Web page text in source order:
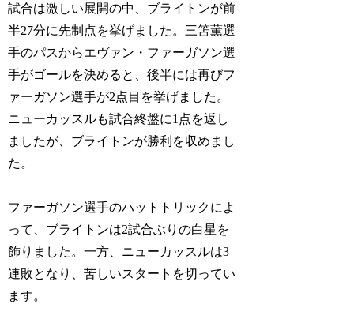
試合は激しい展開の中、ブライトンが前
半27分に先制点を挙げました。三笘薫選
手のパスからエヴァン・ファーガソン選
手がゴールを決めると、後半には再びフ
ァーガソン選手が2点目を挙げました。
ニューカッスルも試合終盤に1点を返し
ましたが、ブライトンが勝利を収めまし
た。
ファーガソン選手のハットトリックによ
って、ブライトンは2試合ぶりの白星を
飾りました。一方、ニューカッスルは3
連敗となり、苦しいスタートを切ってい
ます。